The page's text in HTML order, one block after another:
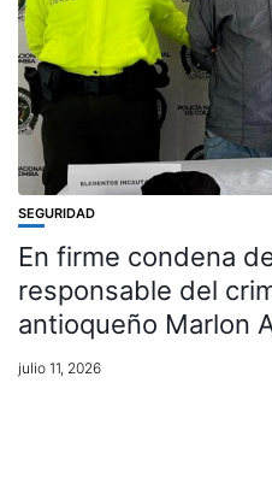
SEGURIDAD
En firme condena
responsable del
antioqueño Marlon
julio 11, 2026